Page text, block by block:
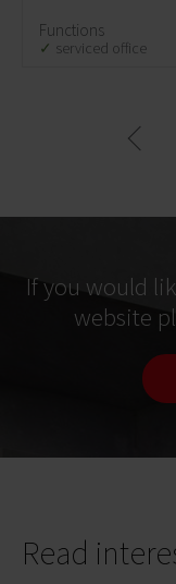
Functions
serviced office
If you would
website
Read